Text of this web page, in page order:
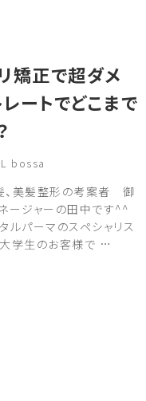
矯正で超ダメ
ートでどこまで
bossa
、美髪整形の考案者 御
ージャーの田中です^^
パーマのスペシャリス
学生のお客様で …